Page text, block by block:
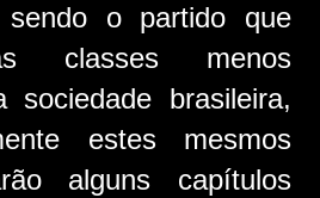
sendo o partido que
classes menos
sociedade brasileira,
estes mesmos
alguns capítulos